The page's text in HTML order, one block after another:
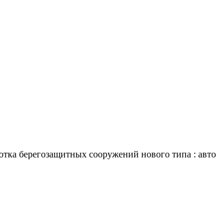
берегозащитных сооружений нового типа :